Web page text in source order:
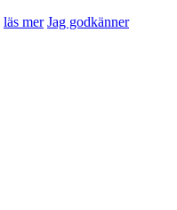
läs mer Jag godkänner